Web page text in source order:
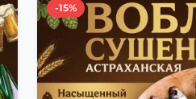
-15%